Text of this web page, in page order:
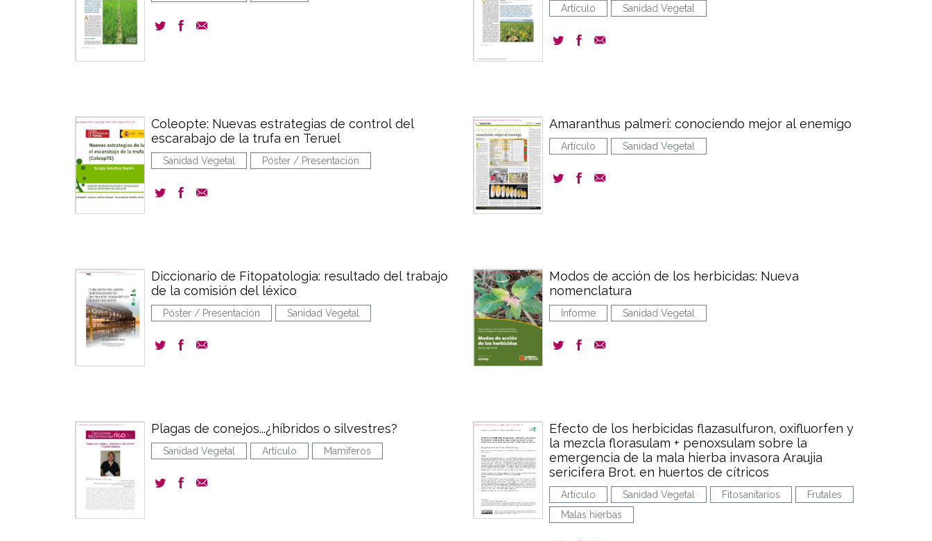
Artículo Sanidad Vegetal
Coleopte: Nuevas estrategias de control del
escarabajo de la trufa en Teruel
Sanidad Vegetal Póster / Presentación
Amaranthus palmeri: conociendo mejor al enemigo
Artículo Sanidad Vegetal
Diccionario de Fitopatologia: resultado del trabajo
de la comisión del léxico
Póster / Presentación Sanidad Vegetal
Modos de acción de los herbicidas: Nueva
nomenclatura
Informe Sanidad Vegetal
Plagas de conejos...¿híbridos o silvestres?
Sanidad Vegetal Artículo Mamíferos
Efecto de los herbicidas flazasulfuron, oxifluorfen y
la mezcla florasulam + penoxsulam sobre la
emergencia de la mala hierba invasora Araujia
sericifera Brot. en huertos de cítricos
Artículo Sanidad Vegetal Fitosanitarios
Frutales
Malas hierbas